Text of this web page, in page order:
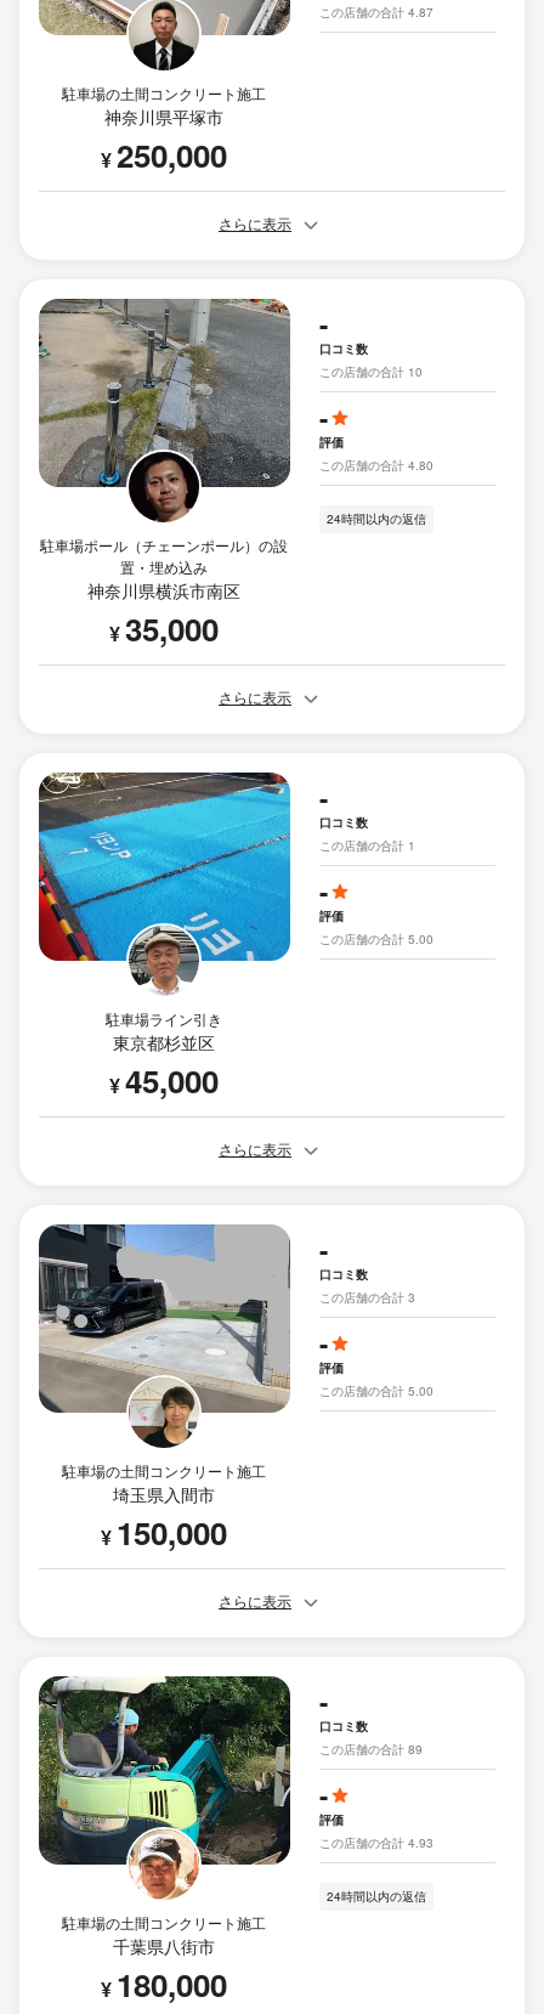
駐車場の土間コンクリート施工
神奈川県平塚市
¥250,000
この店舗の合計 4.87
さらに表示
駐車場ポール（チェーンポール）の設
置・埋め込み
神奈川県横浜市南区
¥35,000
-
口コミ数
この店舗の合計 10
-
評価
この店舗の合計 4.80
24時間以内の返信
さらに表示
駐車場ライン引き
東京都杉並区
¥45,000
-
口コミ数
この店舗の合計 1
-
評価
この店舗の合計 5.00
さらに表示
駐車場の土間コンクリート施工
埼玉県入間市
¥ 150,000
-
口コミ数
この店舗の合計 3
-
評価
この店舗の合計 5.00
さらに表示
駐車場の土間コンクリート施工
千葉県八街市
¥ 180,000
-
口コミ数
この店舗の合計 89
-
評価
この店舗の合計 4.93
24時間以内の返信